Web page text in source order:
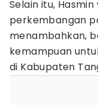
Selain itu,
perkembangan
menambahkan,
kemampuan
di Kabupaten